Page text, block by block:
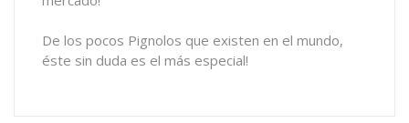
De los pocos Pignolos que existen en el mundo,
éste sin duda es el más especial!